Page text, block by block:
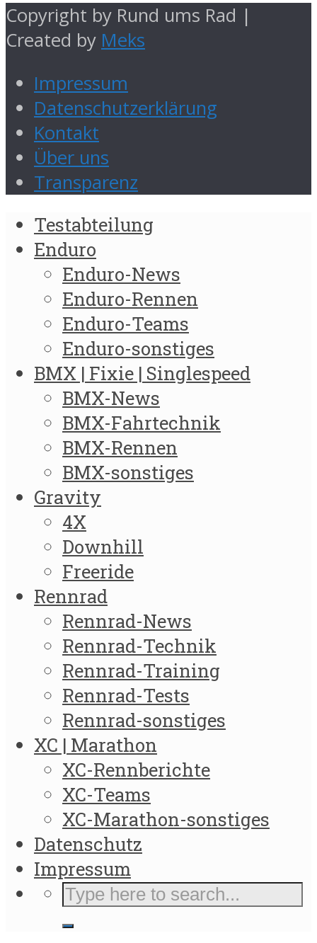
Copyright by Rund ums Rad |
Created by Meks
Impressum
Datenschutzerklärung
Kontakt
Über uns
Transparenz
Testabteilung
Enduro
Enduro-News
Enduro-Rennen
Enduro-Teams
Enduro-sonstiges
BMX | Fixie | Singlespeed
BMX-News
BMX-Fahrtechnik
BMX-Rennen
BMX-sonstiges
Gravity
4X
Downhill
Freeride
Rennrad
Rennrad-News
Rennrad-Technik
Rennrad-Training
Rennrad-Tests
Rennrad-sonstiges
XC | Marathon
XC-Rennberichte
XC-Teams
XC-Marathon-sonstiges
Datenschutz
Impressum